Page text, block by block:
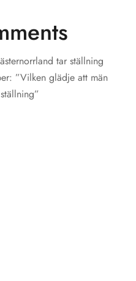
tar ställning
”Vilken glädje att män